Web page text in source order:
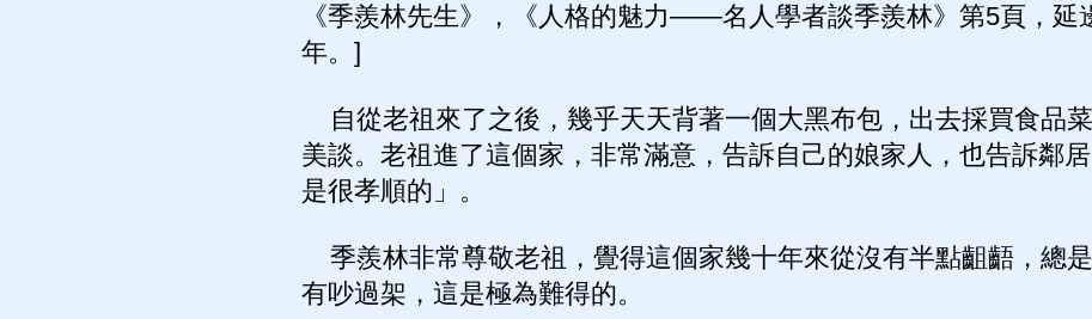
《季羨林先生》，《人格的魅力——名人學者談季羨林》第5頁，延
年。]
自從老祖來了之後，幾乎天天背著一個大黑布包，出去採買食品
美談。老祖進了這個家，非常滿意，告訴自己的娘家人，也告訴鄰
是很孝順的」。
季羨林非常尊敬老祖，覺得這個家幾十年來從沒有半點齟齬，總
有吵過架，這是極為難得的。